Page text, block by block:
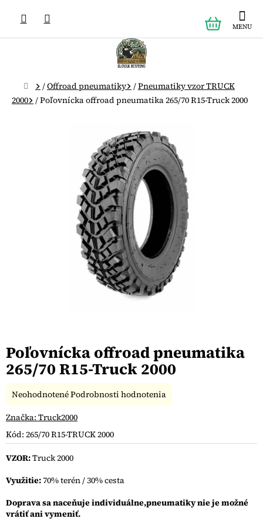
obsah
KOŠÍK
Domov
/Offroad pneumatiky /Pneumatiky vzor TRUCK
2000 /Poľovnícka offroad pneumatika 265/70 R15-Truck 2000
Poľovnícka offroad pneumatika
265/70 R15-Truck 2000
Kód: 265/70 R15-TRUCK 2000
VZOR:Truck 2000
Využitie:70% terén / 30% cesta
Doprava sa naceňuje individuálne,pneumatiky nie je možné
vrátiť ani vymeniť.
Priemerné
produktu
0,0
5
NeohodnotenéPodrobnosti hodnotenia
Značka: Truck2000